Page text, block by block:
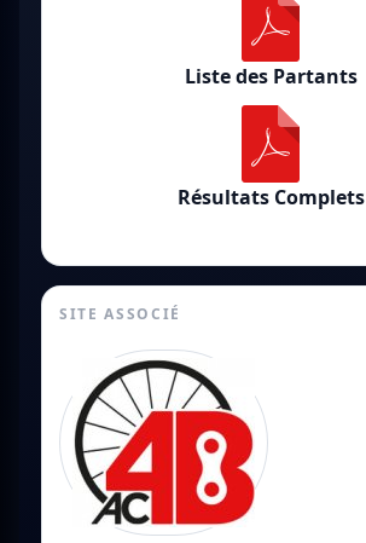
Liste des Partants
Résultats Complets
SITE ASSOCIÉ